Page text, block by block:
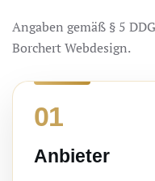
Angaben gemäß § 5
Borchert Webdesign.
Anbieter
01